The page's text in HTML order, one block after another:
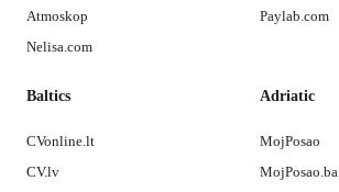
Atmoskop
Nelisa.com
Paylab.com
Baltics
CVonline.lt
CV.lv
Adriatic
MojPosao
MojPosao.ba